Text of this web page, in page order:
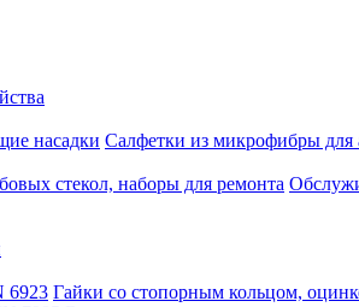
насадки Салфетки из микрофибры для
стекол, наборы для ремонта
6923 Гайки со стопорным кольцом,